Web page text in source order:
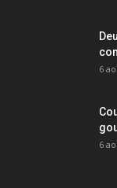
6
6